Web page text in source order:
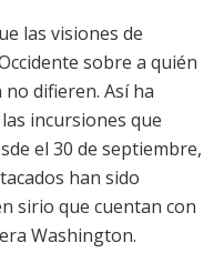
las visiones de
sobre a quién
difieren. Así ha
incursiones que
el 30 de septiembre,
han sido
sirio que cuentan con
Washington.